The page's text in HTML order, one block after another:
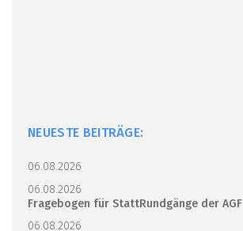
NEUESTE BEITRÄGE:
06.08.2026
06.08.2026
Fragebogen für StattRundgänge der AGF
06.08.2026